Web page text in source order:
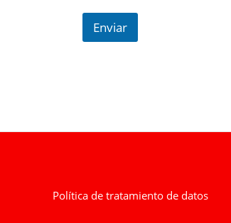
Enviar
Política de tratamiento de datos